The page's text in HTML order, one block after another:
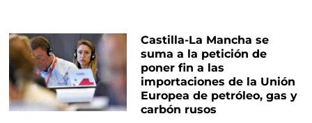
Castilla-La Mancha se
suma a la petición de
poner fin a las
importaciones de la Unión
Europea de petróleo, gas y
carbón rusos